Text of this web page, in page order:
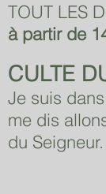
TOUT LES
à partir de
CULTE
Je suis
me dis
du Seigneur.